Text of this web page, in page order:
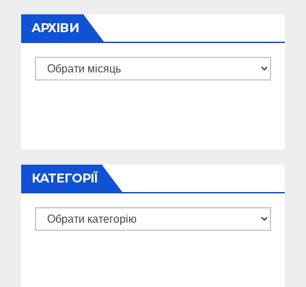
АРХІВИ
Архіви
КАТЕГОРІЇ
Категорії